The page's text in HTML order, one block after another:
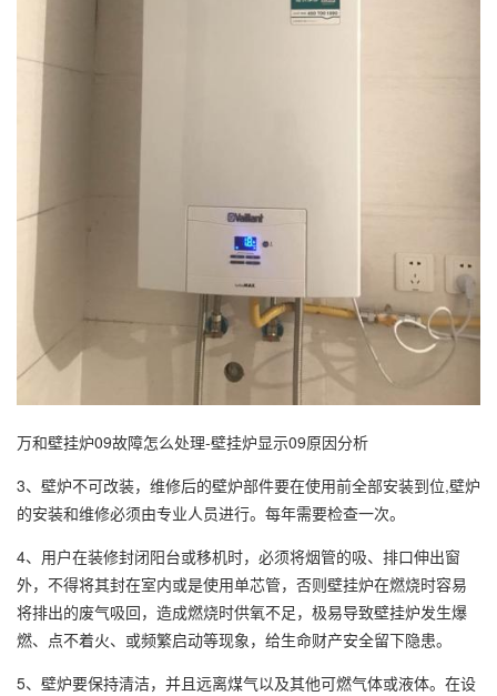
万和壁挂炉09故障怎么处理-壁挂炉显示09原因分析
3、壁炉不可改装，维修后的壁炉部件要在使用前全部安装到位,壁炉
的安装和维修必须由专业人员进行。每年需要检查一次。
4、用户在装修封闭阳台或移机时，必须将烟管的吸、排口伸出窗
外，不得将其封在室内或是使用单芯管，否则壁挂炉在燃烧时容易
将排出的废气吸回，造成燃烧时供氧不足，极易导致壁挂炉发生爆
燃、点不着火、或频繁启动等现象，给生命财产安全留下隐患。
5、壁炉要保持清洁，并且远离煤气以及其他可燃气体或液体。在设